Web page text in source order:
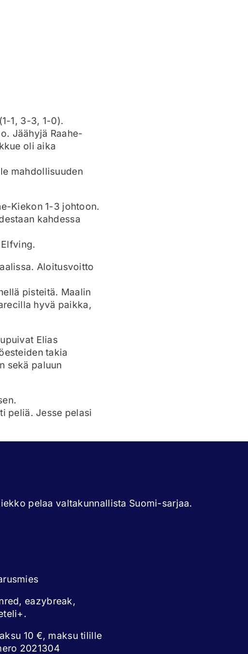
1, 3-3, 1-0).
Jäähyjä Raahe-
oli aika
mahdollisuuden
Kiekon 1-3 johtoon.
kahdessa
Aloitusvoitto
pisteitä. Maalin
hyvä paikka,
Elias
takia
sekä paluun
peliä. Jesse pelasi
pelaa valtakunnallista Suomi-sarjaa.
eazybreak,
10 €, maksu tilille
2021304